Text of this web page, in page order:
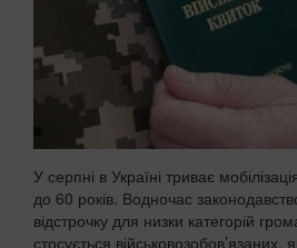
У серпні в Україні триває
до 60 років. Водночас
відстрочку для низки категорій
стосується військовозобов’язаних,